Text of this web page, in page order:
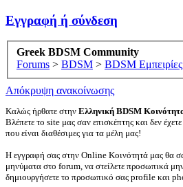
Εγγραφή ή σύνδεση
Greek BDSM Community
Forums > BDSM > BDSM Εμπειρίες
Απόκρυψη ανακοίνωσης
Καλώς ήρθατε στην Ελληνική BDSM
Βλέπετε το site μας σαν επισκέπτης και δεν
που είναι διαθέσιμες για τα μέλη μας!
Η εγγραφή σας στην Online Κοινότητά μας θα
μηνύματα στο forum, να στείλετε προσωπικά
δημιουργήσετε το προσωπικό σας profile και